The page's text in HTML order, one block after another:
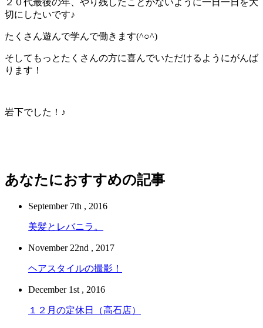
２０代最後の年、やり残したことがないように一日一日を大
切にしたいです♪
たくさん遊んで学んで働きます(^○^)
そしてもっとたくさんの方に喜んでいただけるようにがんば
ります！
岩下でした！♪
あなたにおすすめの記事
September 7th , 2016
美髪とレバニラ。
November 22nd , 2017
ヘアスタイルの撮影！
December 1st , 2016
１２月の定休日（高石店）